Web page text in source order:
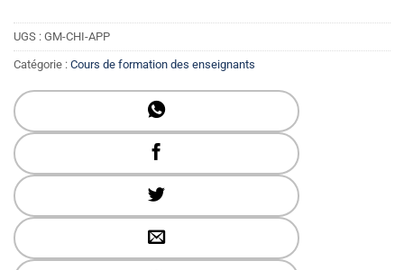
UGS : GM-CHI-APP
Catégorie : Cours de formation des enseignants